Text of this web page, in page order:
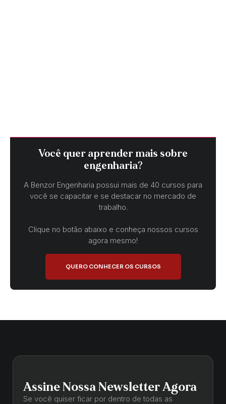
Você quer aprender mais sobre
engenharia?
A Benzor Engenharia possui mais de 40 cursos para
você se capacitar e se destacar no mercado de
trabalho.
Clique no botão abaixo e conheça nossos cursos
agora mesmo!
QUERO CONHECER OS CURSOS
Assine Nossa Newsletter Agora
Se você quiser ficar por dentro de todas as